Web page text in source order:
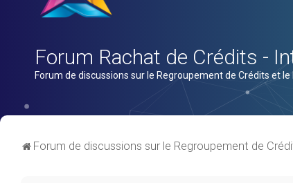
Forum Rachat de Crédits -
Forum de discussions sur le Regroupement de Crédits et
Forum de discussions sur le Regroupement de